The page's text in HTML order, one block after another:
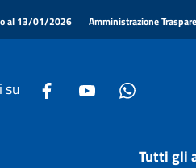
al 13/01/2026 Amministrazione
su
Tutti gli